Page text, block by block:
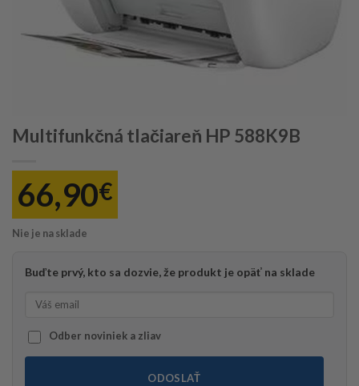
Multifunkčná tlačiareň HP 588K9B
66,90€
Nie je na sklade
Buďte prvý, kto sa dozvie, že produkt je opäť na sklade
Odber noviniek a zliav
ODOSLAŤ